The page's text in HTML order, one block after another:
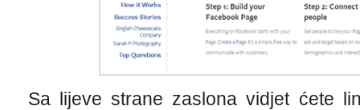
Sa lijeve strane zaslona vidjet ćete